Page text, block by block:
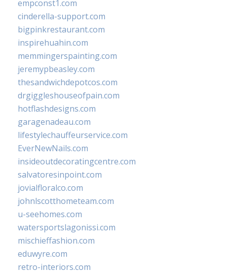
empconst1.com
cinderella-support.com
bigpinkrestaurant.com
inspirehuahin.com
memmingerspainting.com
jeremypbeasley.com
thesandwichdepotcos.com
drgiggleshouseofpain.com
hotflashdesigns.com
garagenadeau.com
lifestylechauffeurservice.com
EverNewNails.com
insideoutdecoratingcentre.com
salvatoresinpoint.com
jovialfloralco.com
johnlscotthometeam.com
u-seehomes.com
watersportslagonissi.com
mischieffashion.com
eduwyre.com
retro-interiors.com